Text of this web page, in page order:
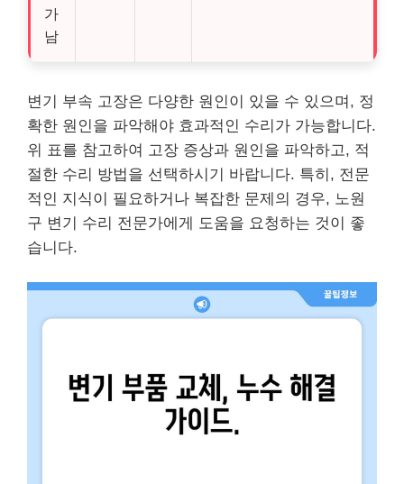
가
남
변기 부속 고장은 다양한 원인이 있을 수 있으며, 정
확한 원인을 파악해야 효과적인 수리가 가능합니다.
위 표를 참고하여 고장 증상과 원인을 파악하고, 적
절한 수리 방법을 선택하시기 바랍니다. 특히, 전문
적인 지식이 필요하거나 복잡한 문제의 경우, 노원
구 변기 수리 전문가에게 도움을 요청하는 것이 좋
습니다.